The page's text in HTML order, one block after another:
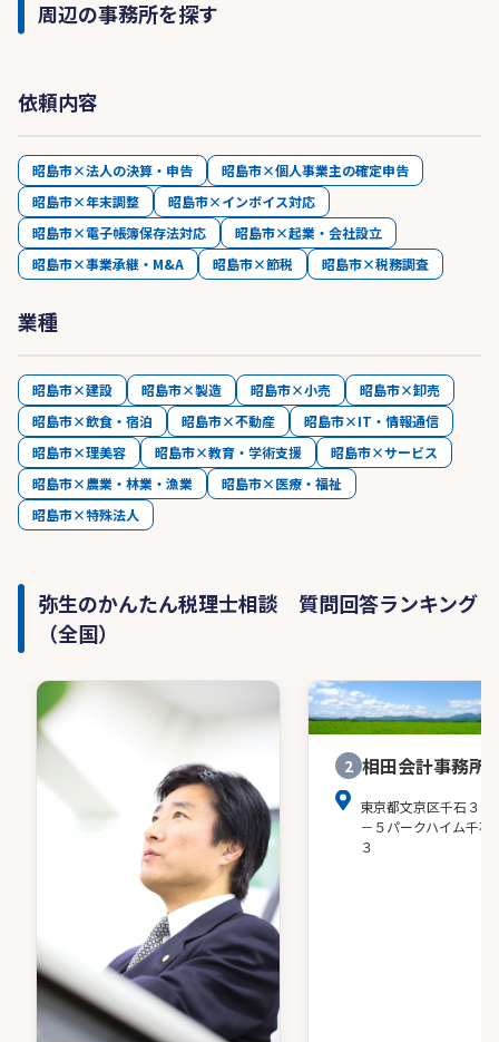
周辺の事務所を探す
依頼内容
昭島市×法人の決算・申告
昭島市×個人事業主の確定申告
昭島市×年末調整
昭島市×インボイス対応
昭島市×電子帳簿保存法対応
昭島市×起業・会社設立
昭島市×事業承継・M&A
昭島市×節税 昭島市×税務調査
業種
昭島市×建設 昭島市×製造 昭島市×小売
昭島市×卸売
昭島市×飲食・宿泊
昭島市×不動産
昭島市×IT・情報通信
昭島市×理美容
昭島市×教育・学術支援
昭島市×サービス
昭島市×農業・林業・漁業
昭島市×医療・福祉
昭島市×特殊法人
弥生のかんたん税理士相談 質問回答ランキング
（全国）
2 相田会計事務所
東京都文京区千石３－
－５パークハイム千石
３